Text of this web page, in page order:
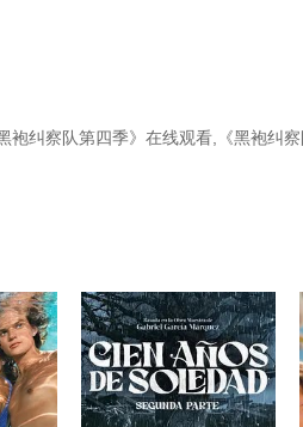
袍纠察队第四季》在线观看,《黑袍纠
拯救世界。